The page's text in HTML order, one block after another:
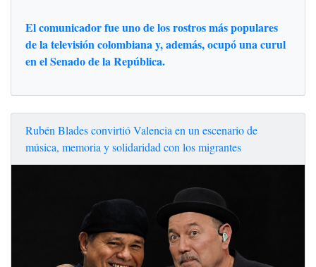
El comunicador fue uno de los rostros más populares
de la televisión colombiana y, además, ocupó una curul
en el Senado de la República.
Rubén Blades convirtió Valencia en un escenario de
música, memoria y solidaridad con los migrantes